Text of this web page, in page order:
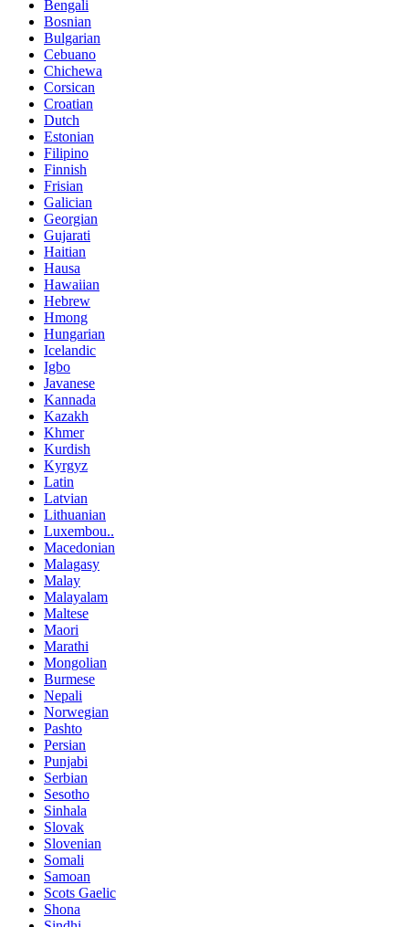
Bengali
Bosnian
Bulgarian
Cebuano
Chichewa
Corsican
Croatian
Dutch
Estonian
Filipino
Finnish
Frisian
Galician
Georgian
Gujarati
Haitian
Hausa
Hawaiian
Hebrew
Hmong
Hungarian
Icelandic
Igbo
Javanese
Kannada
Kazakh
Khmer
Kurdish
Kyrgyz
Latin
Latvian
Lithuanian
Luxembou..
Macedonian
Malagasy
Malay
Malayalam
Maltese
Maori
Marathi
Mongolian
Burmese
Nepali
Norwegian
Pashto
Persian
Punjabi
Serbian
Sesotho
Sinhala
Slovak
Slovenian
Somali
Samoan
Scots Gaelic
Shona